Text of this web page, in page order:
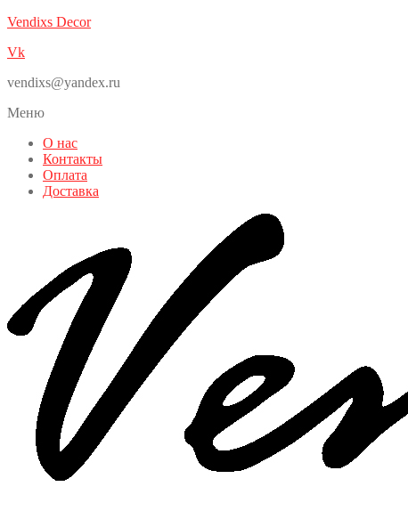
Vendixs Decor
Vk
vendixs@yandex.ru
Меню
О нас
Контакты
Оплата
Доставка